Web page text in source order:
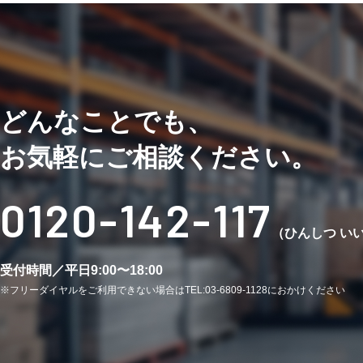
どんなことでも、
お気軽にご相談ください。
0120-142-117 （ひんしつ い
受付時間／平日9:00〜18:00
※フリーダイヤルをご利用できない場合はTEL:03-6809-1128におかけください